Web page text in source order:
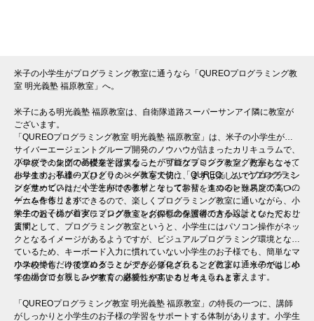
米子の小学生がプログラミング教室に通うなら「QUREOプログラミング教
室 明光義塾 福原教室」へ。
米子にある明光義塾 福原教室は、自衛隊道路スーパーサンアイ隣に教室が
ございます。
「QUREOプログラミング教室 明光義塾 福原教室」は、米子の小学生が、
サイバーエージェントグループ開発のノウハウが詰まったカリキュラムで、
プログラミングの基礎を学習することが可能なプログラミング教室となって
おります。私達のプログラミング教室で使う「QUREO」というプログラミ
ングサービスは、小学生向けの教材となっており、１つのレッスンで１つの
ゲームを作ります。
小学校での集団での授業とは異なった「プログラミング教室」だからこそ、
小学生のお子様一人ひとりのペースを大切に、まずは楽しんでプログラミン
グを進めていただくことができます。そして学習を進めると難易度の高いゲ
ームを作ることができるので、楽しくプログラミング教室に通いながら、小
学生のお子様が着実にプログラミングの概念を習得できる設計となっており
ます。
米子で近くのプログラミング教室をお探しの保護者の方からよくいただくご
質問として、プログラミング教室というと、小学生にはパソコン操作がネッ
クとなるイメージがあるようですが、ビジュアルプログラミング環境となっ
ているため、キーボード入力に慣れていない小学生のお子様でも、簡単なマ
ウスの操作だけで進めることができ、プログラミング教室に通うのがはじめ
ての場合でも親しみやすく、継続しやすいカリキュラムと言えます。
小学校でも、今後プログラミングが必修化されることにより、米子でも、小
学生のプログラミング教育の必要性が高まると考えられます。
「QUREOプログラミング教室 明光義塾 福原教室」の特長の一つに、講師
がしっかりと小学生のお子様の学習をサポートする体制があります。小学生